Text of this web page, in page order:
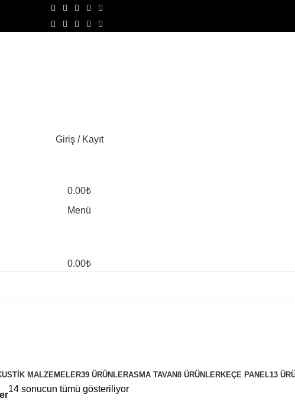
Giriş / Kayıt
0.00₺
Menü
0.00₺
MALZEMELER39 ÜRÜNLERASMA TAVAN8 ÜRÜNLERKEÇE PANEL13
14 sonucun tümü gösteriliyor